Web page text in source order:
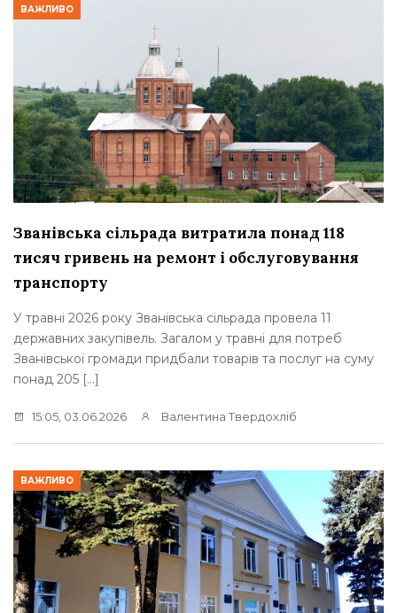
ВАЖЛИВО
Званівська сільрада витратила понад 118
тисяч гривень на ремонт і обслуговування
транспорту
У травні 2026 року Званівська сільрада провела 11
державних закупівель. Загалом у травні для потреб
Званівської громади придбали товарів та послуг на суму
понад 205 […]
15:05, 03.06.2026 Валентина Твердохліб
ВАЖЛИВО